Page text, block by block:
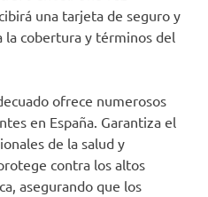
una tarjeta de seguro y
cobertura y términos del
ofrece numerosos
en España. Garantiza el
de la salud y
contra los altos
asegurando que los